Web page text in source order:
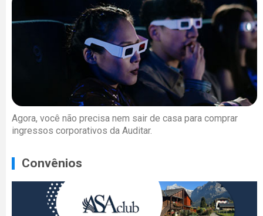
Agora, você não precisa nem sair de casa para comprar
ingressos corporativos da Auditar.
Convênios